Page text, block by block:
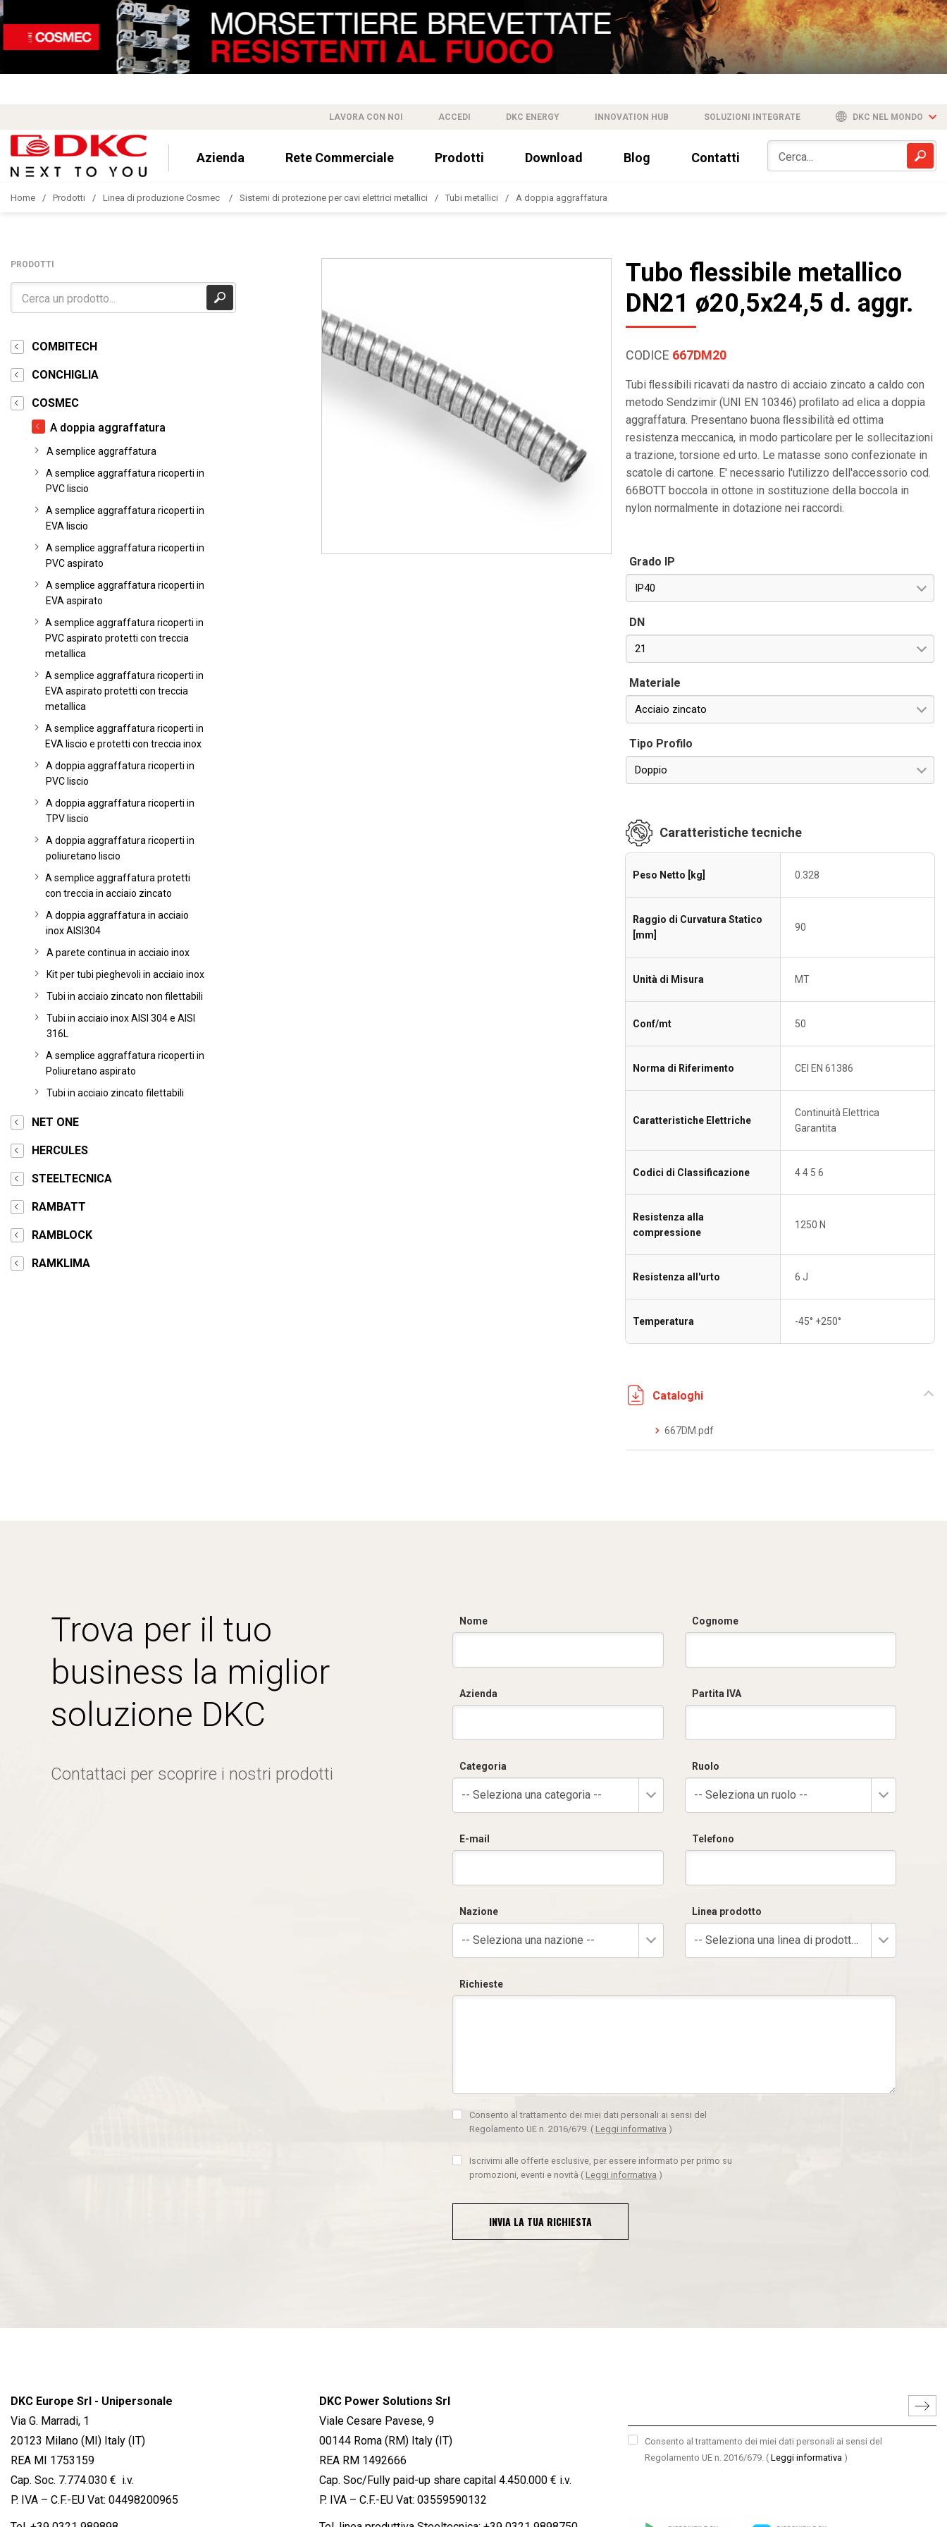
LAVORA CON NOI ACCEDI DKC ENERGY INNOVATION HUB SOLUZIONI INTEGRATE DKC NEL MONDO
Azienda Rete Commerciale Prodotti Download Blog Contatti
Home Prodotti Linea di produzione Cosmec Sistemi di protezione per cavi elettrici metallici Tubi metallici A doppia aggraffatura
PRODOTTI
COMBITECH
CONCHIGLIA
COSMEC
A doppia aggraffatura
A semplice aggraffatura
A semplice aggraffatura ricoperti in
PVC liscio
A semplice aggraffatura ricoperti in
EVA liscio
A semplice aggraffatura ricoperti in
PVC aspirato
A semplice aggraffatura ricoperti in
EVA aspirato
A semplice aggraffatura ricoperti in
PVC aspirato protetti con treccia
metallica
A semplice aggraffatura ricoperti in
EVA aspirato protetti con treccia
metallica
A semplice aggraffatura ricoperti in
EVA liscio e protetti con treccia inox
A doppia aggraffatura ricoperti in
PVC liscio
A doppia aggraffatura ricoperti in
TPV liscio
A doppia aggraffatura ricoperti in
poliuretano liscio
A semplice aggraffatura protetti
con treccia in acciaio zincato
A doppia aggraffatura in acciaio
inox AISI304
A parete continua in acciaio inox
Kit per tubi pieghevoli in acciaio inox
Tubi in acciaio zincato non filettabili
Tubi in acciaio inox AISI 304 e AISI
316L
A semplice aggraffatura ricoperti in
Poliuretano aspirato
Tubi in acciaio zincato filettabili
NET ONE
HERCULES
STEELTECNICA
RAMBATT
RAMBLOCK
RAMKLIMA
Tubo flessibile metallico
DN21 ø20,5x24,5 d. aggr.
CODICE 667DM20
Tubi ﬂessibili ricavati da nastro di acciaio zincato a caldo con
metodo Sendzimir (UNI EN 10346) proﬁlato ad elica a doppia
aggraffatura. Presentano buona ﬂessibilità ed ottima
resistenza meccanica, in modo particolare per le sollecitazioni
a trazione, torsione ed urto. Le matasse sono confezionate in
scatole di cartone. E' necessario l'utilizzo dell'accessorio cod.
66BOTT boccola in ottone in sostituzione della boccola in
nylon normalmente in dotazione nei raccordi.
Grado IP
IP40
DN
21
Materiale
Acciaio zincato
Tipo Profilo
Doppio
Caratteristiche tecniche
Peso Netto [kg] 0.328
Raggio di Curvatura Statico
[mm]
90
Unità di Misura MT
Conf/mt 50
Norma di Riferimento CEI EN 61386
Caratteristiche Elettriche
Continuità Elettrica
Garantita
Codici di Classificazione 4 4 5 6
Resistenza alla
compressione
1250 N
Resistenza all'urto 6 J
Temperatura -45° +250°
Cataloghi
667DM.pdf
Trova per il tuo
business la miglior
soluzione DKC
Contattaci per scoprire i nostri prodotti
Nome Cognome
Azienda Partita IVA
Categoria
-- Seleziona una categoria --
Ruolo
-- Seleziona un ruolo --
E-mail Telefono
Nazione
-- Seleziona una nazione --
Linea prodotto
-- Seleziona una linea di prodotto --
Richieste
Consento al trattamento dei miei dati personali ai sensi del
Regolamento UE n. 2016/679. ( Leggi informativa )
Iscrivimi alle offerte esclusive, per essere informato per primo su
promozioni, eventi e novità ( Leggi informativa )
INVIA LA TUA RICHIESTA
DKC Europe Srl - Unipersonale
Via G. Marradi, 1
20123 Milano (MI) Italy (IT)
REA MI 1753159
Cap. Soc. 7.774.030 € i.v.
P. IVA – C.F.-EU Vat: 04498200965
DKC Power Solutions Srl
Viale Cesare Pavese, 9
00144 Roma (RM) Italy (IT)
REA RM 1492666
Cap. Soc/Fully paid-up share capital 4.450.000 € i.v.
P. IVA – C.F.-EU Vat: 03559590132
Consento al trattamento dei miei dati personali ai sensi del
Regolamento UE n. 2016/679. ( Leggi informativa )